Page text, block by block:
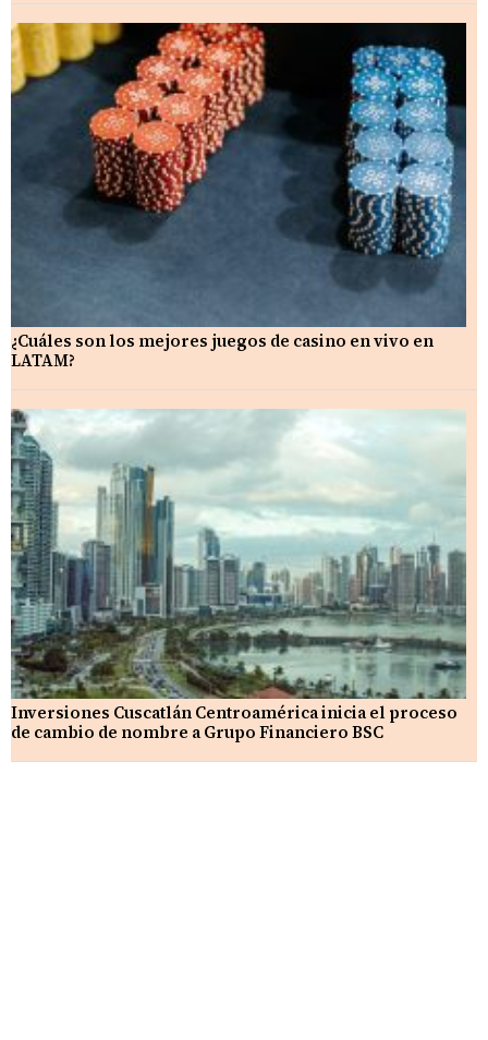
¿Cuáles son los mejores juegos de casino en vivo en
LATAM?
Inversiones Cuscatlán Centroamérica inicia el proceso
de cambio de nombre a Grupo Financiero BSC